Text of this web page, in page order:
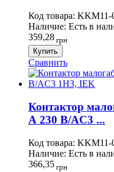
Код товара: KKM11-
Наличие: Есть в
359,28 грн
Купить
Сравнить
Контактор
А 230 В/AC3 ...
Код товара: KKM11-
Наличие: Есть в
366,35 грн